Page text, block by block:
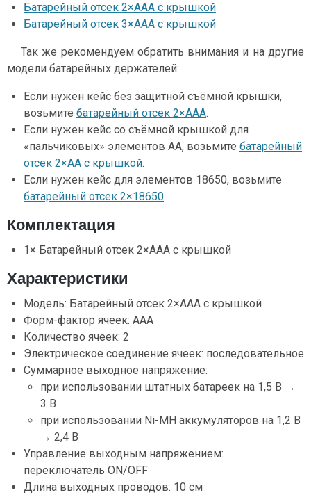
Батарейный отсек 2×ААA с крышкой
Батарейный отсек 3×ААA с крышкой
Так же рекомендуем обратить внимания и на другие
модели батарейных держателей:
Если нужен кейс без защитной съёмной крышки,
возьмите батарейный отсек 2×ААA.
Если нужен кейс со съёмной крышкой для
«пальчиковых» элементов AA, возьмите батарейный
отсек 2×AА с крышкой.
Если нужен кейс для элементов 18650, возьмите
батарейный отсек 2×18650.
Комплектация
1× Батарейный отсек 2×ААA с крышкой
Характеристики
Модель: Батарейный отсек 2×ААA с крышкой
Форм-фактор ячеек: ААA
Количество ячеек: 2
Электрическое соединение ячеек: последовательное
Суммарное выходное напряжение:
при использовании штатных батареек на 1,5 В →
3 В
при использовании Ni-MH аккумуляторов на 1,2 В
→ 2,4 В
Управление выходным напряжением:
переключатель ON/OFF
Длина выходных проводов: 10 см